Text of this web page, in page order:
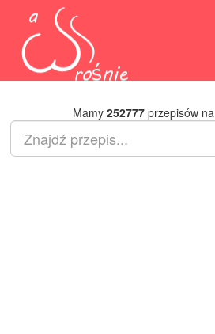
Mamy 252777przepisów na